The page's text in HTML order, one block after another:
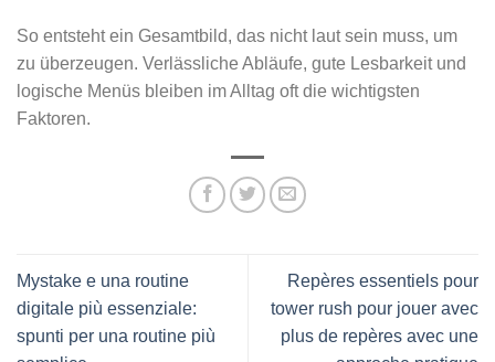
So entsteht ein Gesamtbild, das nicht laut sein muss, um
zu überzeugen. Verlässliche Abläufe, gute Lesbarkeit und
logische Menüs bleiben im Alltag oft die wichtigsten
Faktoren.
Mystake e una routine
digitale più essenziale:
spunti per una routine più
Repères essentiels pour
tower rush pour jouer avec
plus de repères avec une